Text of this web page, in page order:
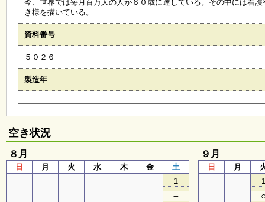
・
ャ
リ
オ
ン
ラ
イ
今、世界では毎月百万人の人が６０歳に達している。その中には看
き様を描いている。
資料番号
５０２６
製造年
空き状況
８月
日 月 火 水 木 金
土
1
－
９月
日 月